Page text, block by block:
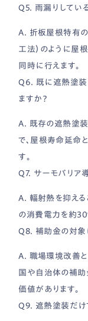
Q5. 雨漏りしてい
A. 折板屋根特有の
工法）のように屋
同時に行えます。
Q6. 既に遮熱塗装
ますか？
A. 既存の遮熱塗装
で、屋根寿命延命
す。
Q7. サーモバリア
A. 輻射熱を抑える
の消費電力を約30
Q8. 補助金の対象
A. 職場環境改善と
国や自治体の補助
価値があります。
Q9. 遮熱塗装だけ